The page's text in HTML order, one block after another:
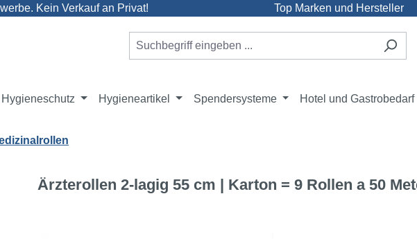
Kein Verkauf an Privat! Top Marken und Hersteller
Hygieneschutz Hygieneartikel Spendersysteme Hotel und Gastrobedarf
Ärzterollen 2-lagig 55 cm | Karton = 9 Rollen a 50